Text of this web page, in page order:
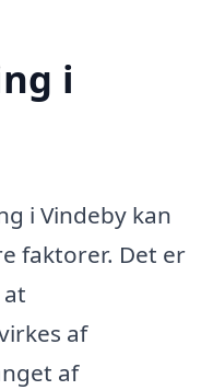
i
i Vindeby kan
faktorer. Det er
af
af